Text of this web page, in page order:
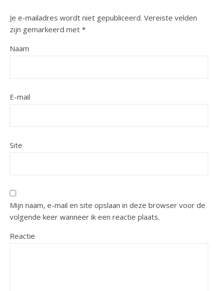
Je e-mailadres wordt niet gepubliceerd. Vereiste velden
zijn gemarkeerd met *
Naam
E-mail
Site
Mijn naam, e-mail en site opslaan in deze browser voor de
volgende keer wanneer ik een reactie plaats.
Reactie